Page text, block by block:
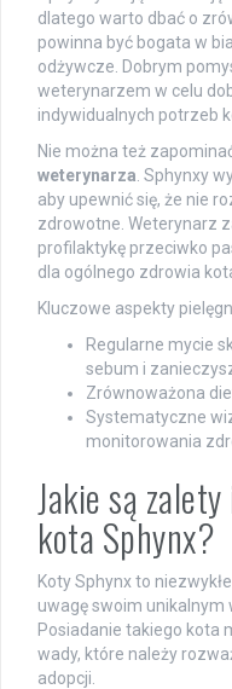
dlatego warto dbać o
powinna być bogata w
odżywcze. Dobrym
weterynarzem w celu
indywidualnych potrzeb
Nie można też
weterynarza . Sphynxy
aby upewnić się, że nie
zdrowotne. Weterynarz
profilaktykę przeciwko
dla ogólnego zdrowia
Kluczowe aspekty
Regularne mycie
sebum i
Zrównoważona
Systematyczne
monitorowania
Jakie są
kota Sphynx?
Koty Sphynx to
uwagę swoim unikalnym
Posiadanie takiego kota
wady, które należy
adopcji.